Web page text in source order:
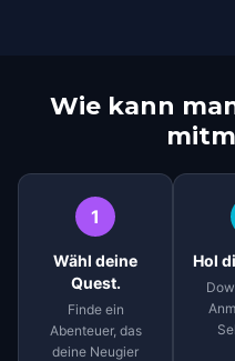
Wie kann
1
Wähl deine
Quest.
Finde ein
Abenteuer, das
deine Neugier
Hol